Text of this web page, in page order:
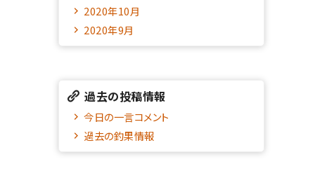
2020年10月
2020年9月
過去の投稿情報
今日の一言コメント
過去の釣果情報